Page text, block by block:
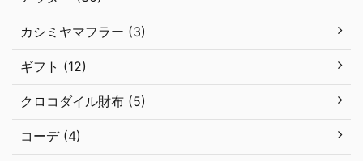
カシミヤマフラー (3)
ギフト (12)
クロコダイル財布 (5)
コーデ (4)